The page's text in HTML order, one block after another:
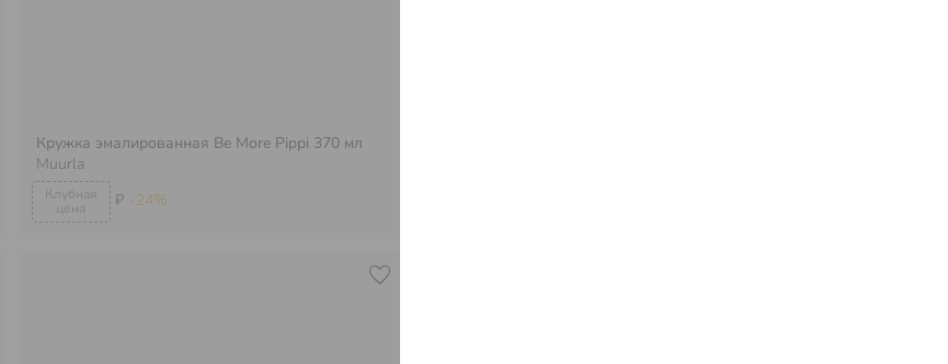
₽ -24%
Кружка эмалированная Be More Pippi 370 мл
Muurla